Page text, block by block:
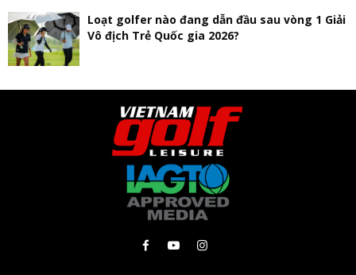
Loạt golfer nào đang dẫn đầu sau vòng 1 Giải
Vô địch Trẻ Quốc gia 2026?